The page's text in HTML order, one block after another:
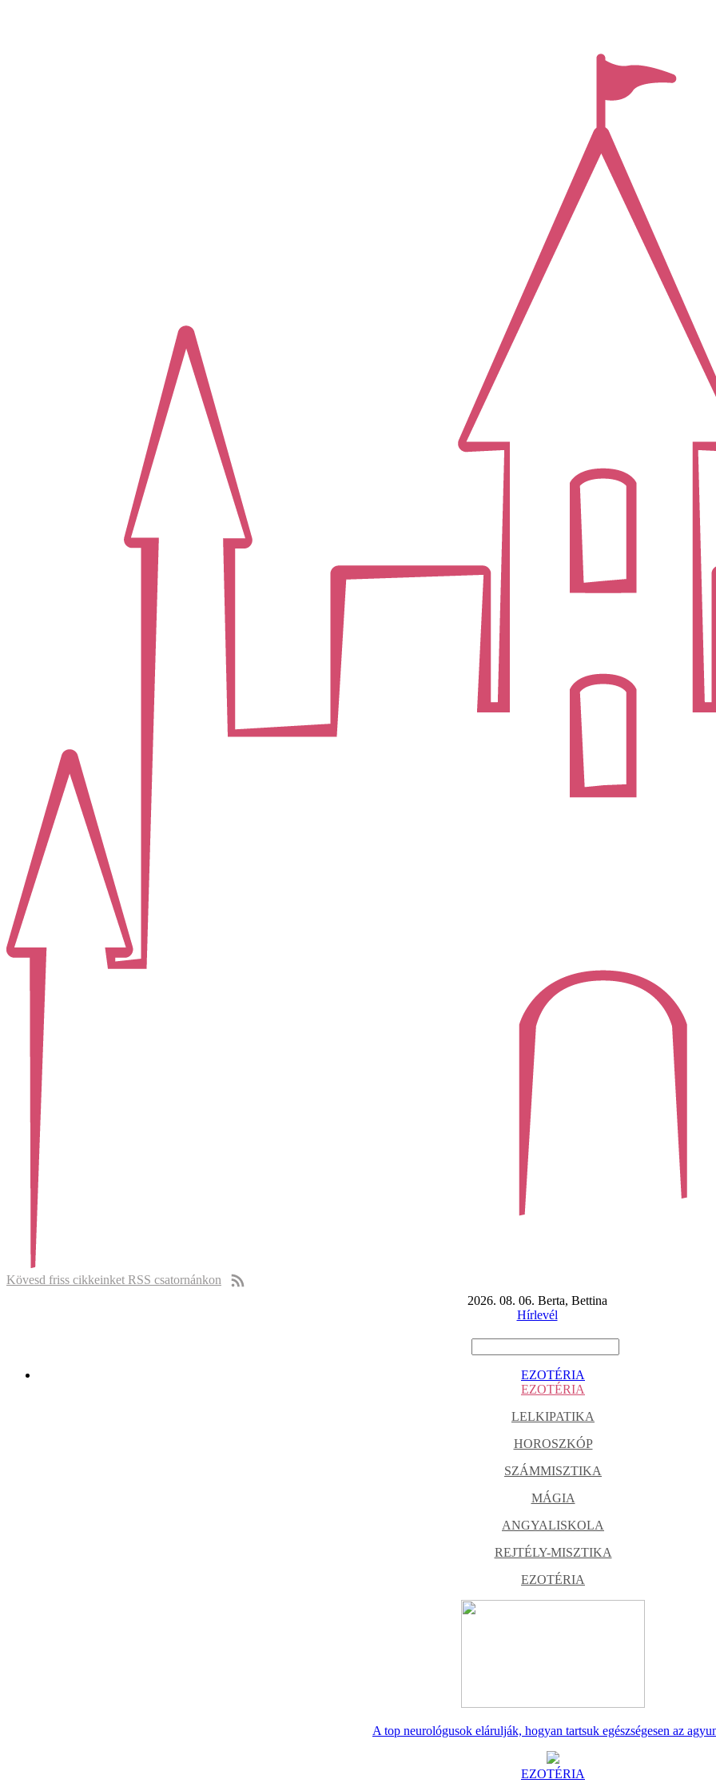
Kövesd friss cikkeinket RSS csatornánkon
2026. 08. 06. Berta, Bettina
Hírlevél
EZOTÉRIA
EZOTÉRIA
LELKIPATIKA
HOROSZKÓP
SZÁMMISZTIKA
MÁGIA
ANGYALISKOLA
REJTÉLY-MISZTIKA
EZOTÉRIA
A top neurológusok elárulják, hogyan tartsuk egészségesen az
EZOTÉRIA